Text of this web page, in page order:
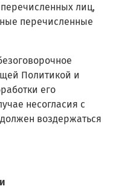
лиц,
перечисленные
Политикой и
его
несогласия с
воздержаться